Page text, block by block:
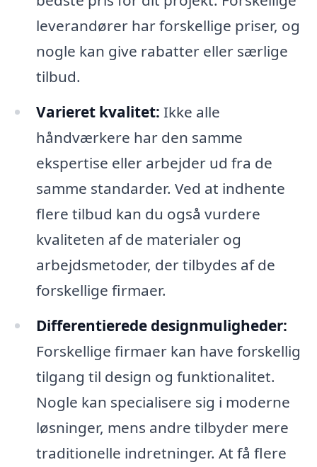
leverandører har forskellige priser, og
nogle kan give rabatter eller særlige
tilbud.
Varieret kvalitet: Ikke alle
håndværkere har den samme
ekspertise eller arbejder ud fra de
samme standarder. Ved at indhente
flere tilbud kan du også vurdere
kvaliteten af de materialer og
arbejdsmetoder, der tilbydes af de
forskellige firmaer.
Differentierede designmuligheder:
Forskellige firmaer kan have forskellig
tilgang til design og funktionalitet.
Nogle kan specialisere sig i moderne
løsninger, mens andre tilbyder mere
traditionelle indretninger. At få flere